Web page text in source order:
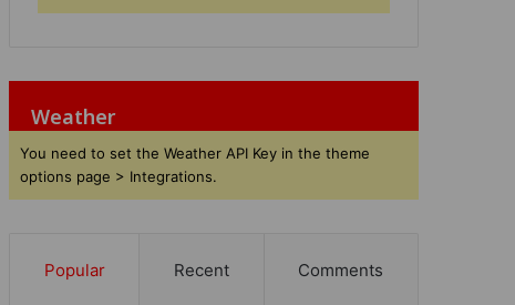
Weather
You need to set the Weather API Key in the theme
options page > Integrations.
Popular Recent Comments